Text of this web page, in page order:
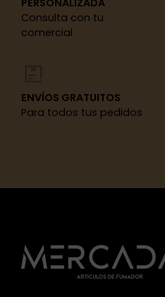
PERSONALIZADA
Consulta con tu
comercial
ENVÍOS GRATUITOS
Para todos tus pedidos